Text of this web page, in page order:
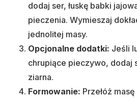
dodaj ser, łuskę babki
pieczenia. Wymieszaj
jednolitej masy.
Opcjonalne dodatki: Jeśli
chrupiące pieczywo, dodaj
ziarna.
Formowanie: Przełóż